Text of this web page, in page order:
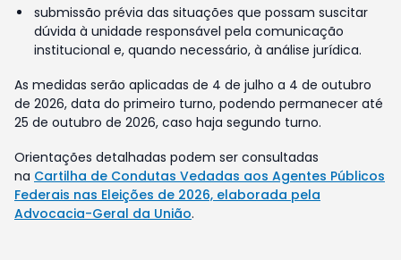
submissão prévia das situações que possam suscitar
dúvida à unidade responsável pela comunicação
institucional e, quando necessário, à análise jurídica.
As medidas serão aplicadas de 4 de julho a 4 de outubro
de 2026, data do primeiro turno, podendo permanecer até
25 de outubro de 2026, caso haja segundo turno.
Orientações detalhadas podem ser consultadas
na Cartilha de Condutas Vedadas aos Agentes Públicos
Federais nas Eleições de 2026, elaborada pela
Advocacia-Geral da União.